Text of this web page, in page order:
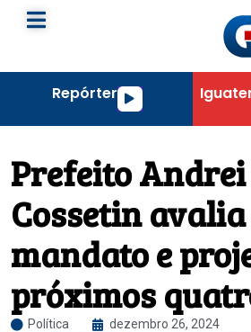
RepórterTocador
Prefeito Andrei
Cossetin
mandato e
próximos
Política dezembro 26, 2024